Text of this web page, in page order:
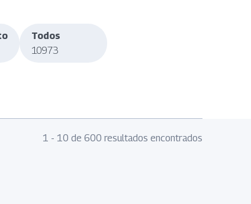
Todos
10973
1 - 10 de 600 resultados encontrados